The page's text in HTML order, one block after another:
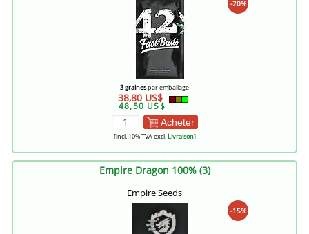
-20%
3 grainespar emballage
38,80 US$
48,50 US$
Acheter
[incl. 10% TVA excl.Livraison]
Empire Dragon 100% (3)
Empire Seeds
-15%